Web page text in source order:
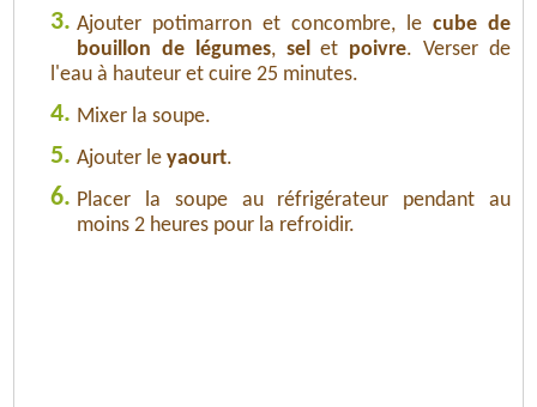
3. Ajouter potimarron et concombre, le cube de
bouillon de légumes, sel et poivre. Verser de
l'eau à hauteur et cuire 25 minutes.
4. Mixer la soupe.
5. Ajouter le yaourt.
6. Placer la soupe au réfrigérateur pendant au
moins 2 heures pour la refroidir.